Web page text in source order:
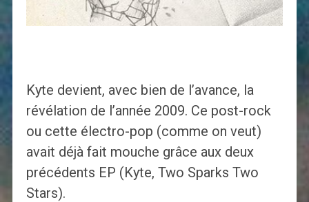
Kyte devient, avec bien de l’avance, la
révélation de l’année 2009. Ce post-rock
ou cette électro-pop (comme on veut)
avait déjà fait mouche grâce aux deux
précédents EP (Kyte, Two Sparks Two
Stars).